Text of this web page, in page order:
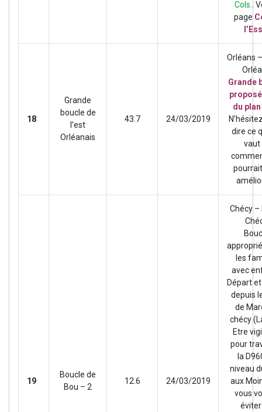
Cols.
.
page
18
Grande
boucle de
l’est
Orléanais
43.7 24/03/2019
Orléans
Grande
du
dire ce
vaut
19
Boucle de
Bou – 2
12.6 24/03/2019
Chécy –
les
avec
Départ
depuis
de
chécy
Etre
pour
la
niveau
aux
vous